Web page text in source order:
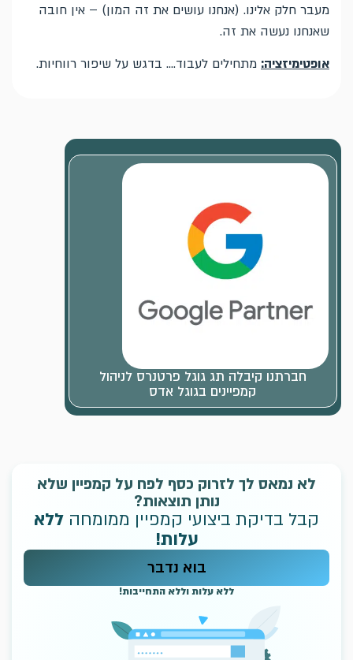
מעבר חלק אלינו. (אנחנו עושים את זה המון) – אין חובה
שאנחנו נעשה את זה.
אופטימיזציה: מתחילים לעבוד…. בדגש על שיפור רווחיות.
חברתנו קיבלה תג גוגל פרטנרס לניהול
קמפיינים בגוגל אדס
לא נמאס לך לזרוק כסף לפח על קמפיין שלא
נותן תוצאות?
קבל בדיקת ביצועי קמפיין ממומחה ללא
עלות!
בוא נדבר
ללא עלות וללא התחייבות!